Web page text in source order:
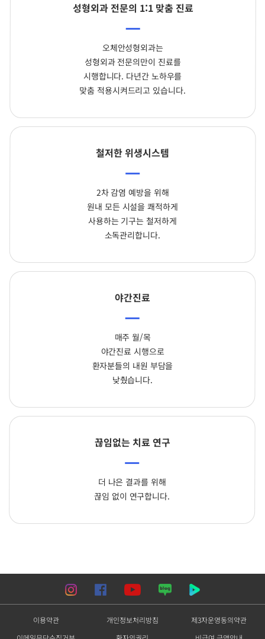
성형외과 전문의 1:1 맞춤 진료
오체안성형외과는
성형외과 전문의만이 진료를
시행합니다. 다년간 노하우를
맞춤 적용시켜드리고 있습니다.
철저한 위생시스템
2차 감염 예방을 위해
원내 모든 시설을 쾌적하게
사용하는 기구는 철저하게
소독관리합니다.
야간진료
매주 월/목
야간진료 시행으로
환자분들의 내원 부담을
낮췄습니다.
끊임없는 치료 연구
더 나은 결과를 위해
끊임 없이 연구합니다.
이용약관 개인정보처리방침
제3자운영동의약관